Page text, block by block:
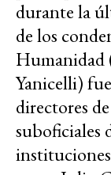
durante la
de los
Humanidad
Yanicelli)
directores
suboficiales